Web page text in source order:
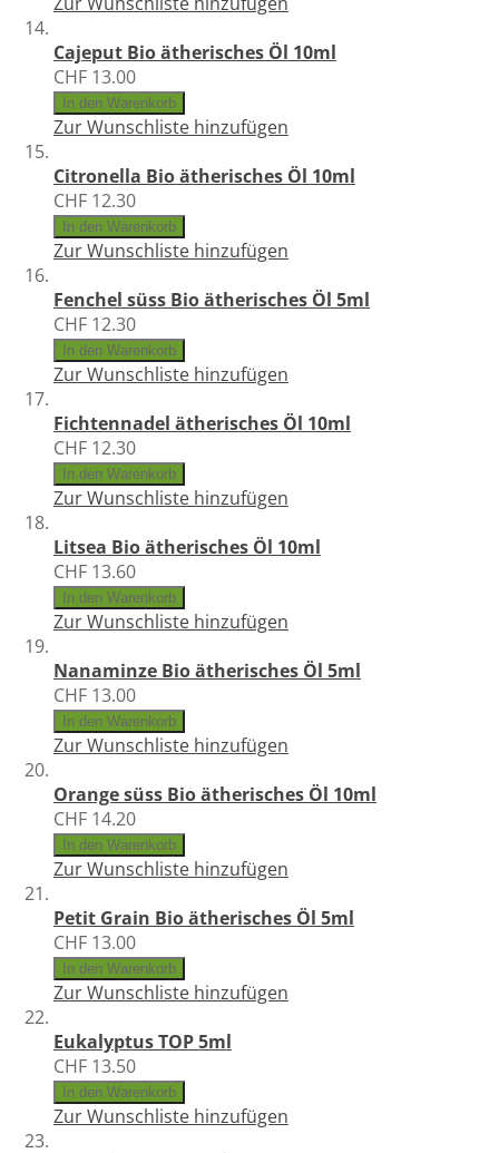
Cajeput Bio ätherisches Öl 10ml
CHF 13.00
In den Warenkorb
Zur Wunschliste hinzufügen
Citronella Bio ätherisches Öl 10ml
CHF 12.30
In den Warenkorb
Zur Wunschliste hinzufügen
Fenchel süss Bio ätherisches Öl 5ml
CHF 12.30
In den Warenkorb
Zur Wunschliste hinzufügen
Fichtennadel ätherisches Öl 10ml
CHF 12.30
In den Warenkorb
Zur Wunschliste hinzufügen
Litsea Bio ätherisches Öl 10ml
CHF 13.60
In den Warenkorb
Zur Wunschliste hinzufügen
Nanaminze Bio ätherisches Öl 5ml
CHF 13.00
In den Warenkorb
Zur Wunschliste hinzufügen
Orange süss Bio ätherisches Öl 10ml
CHF 14.20
In den Warenkorb
Zur Wunschliste hinzufügen
Petit Grain Bio ätherisches Öl 5ml
CHF 13.00
In den Warenkorb
Zur Wunschliste hinzufügen
Eukalyptus TOP 5ml
CHF 13.50
In den Warenkorb
Zur Wunschliste hinzufügen